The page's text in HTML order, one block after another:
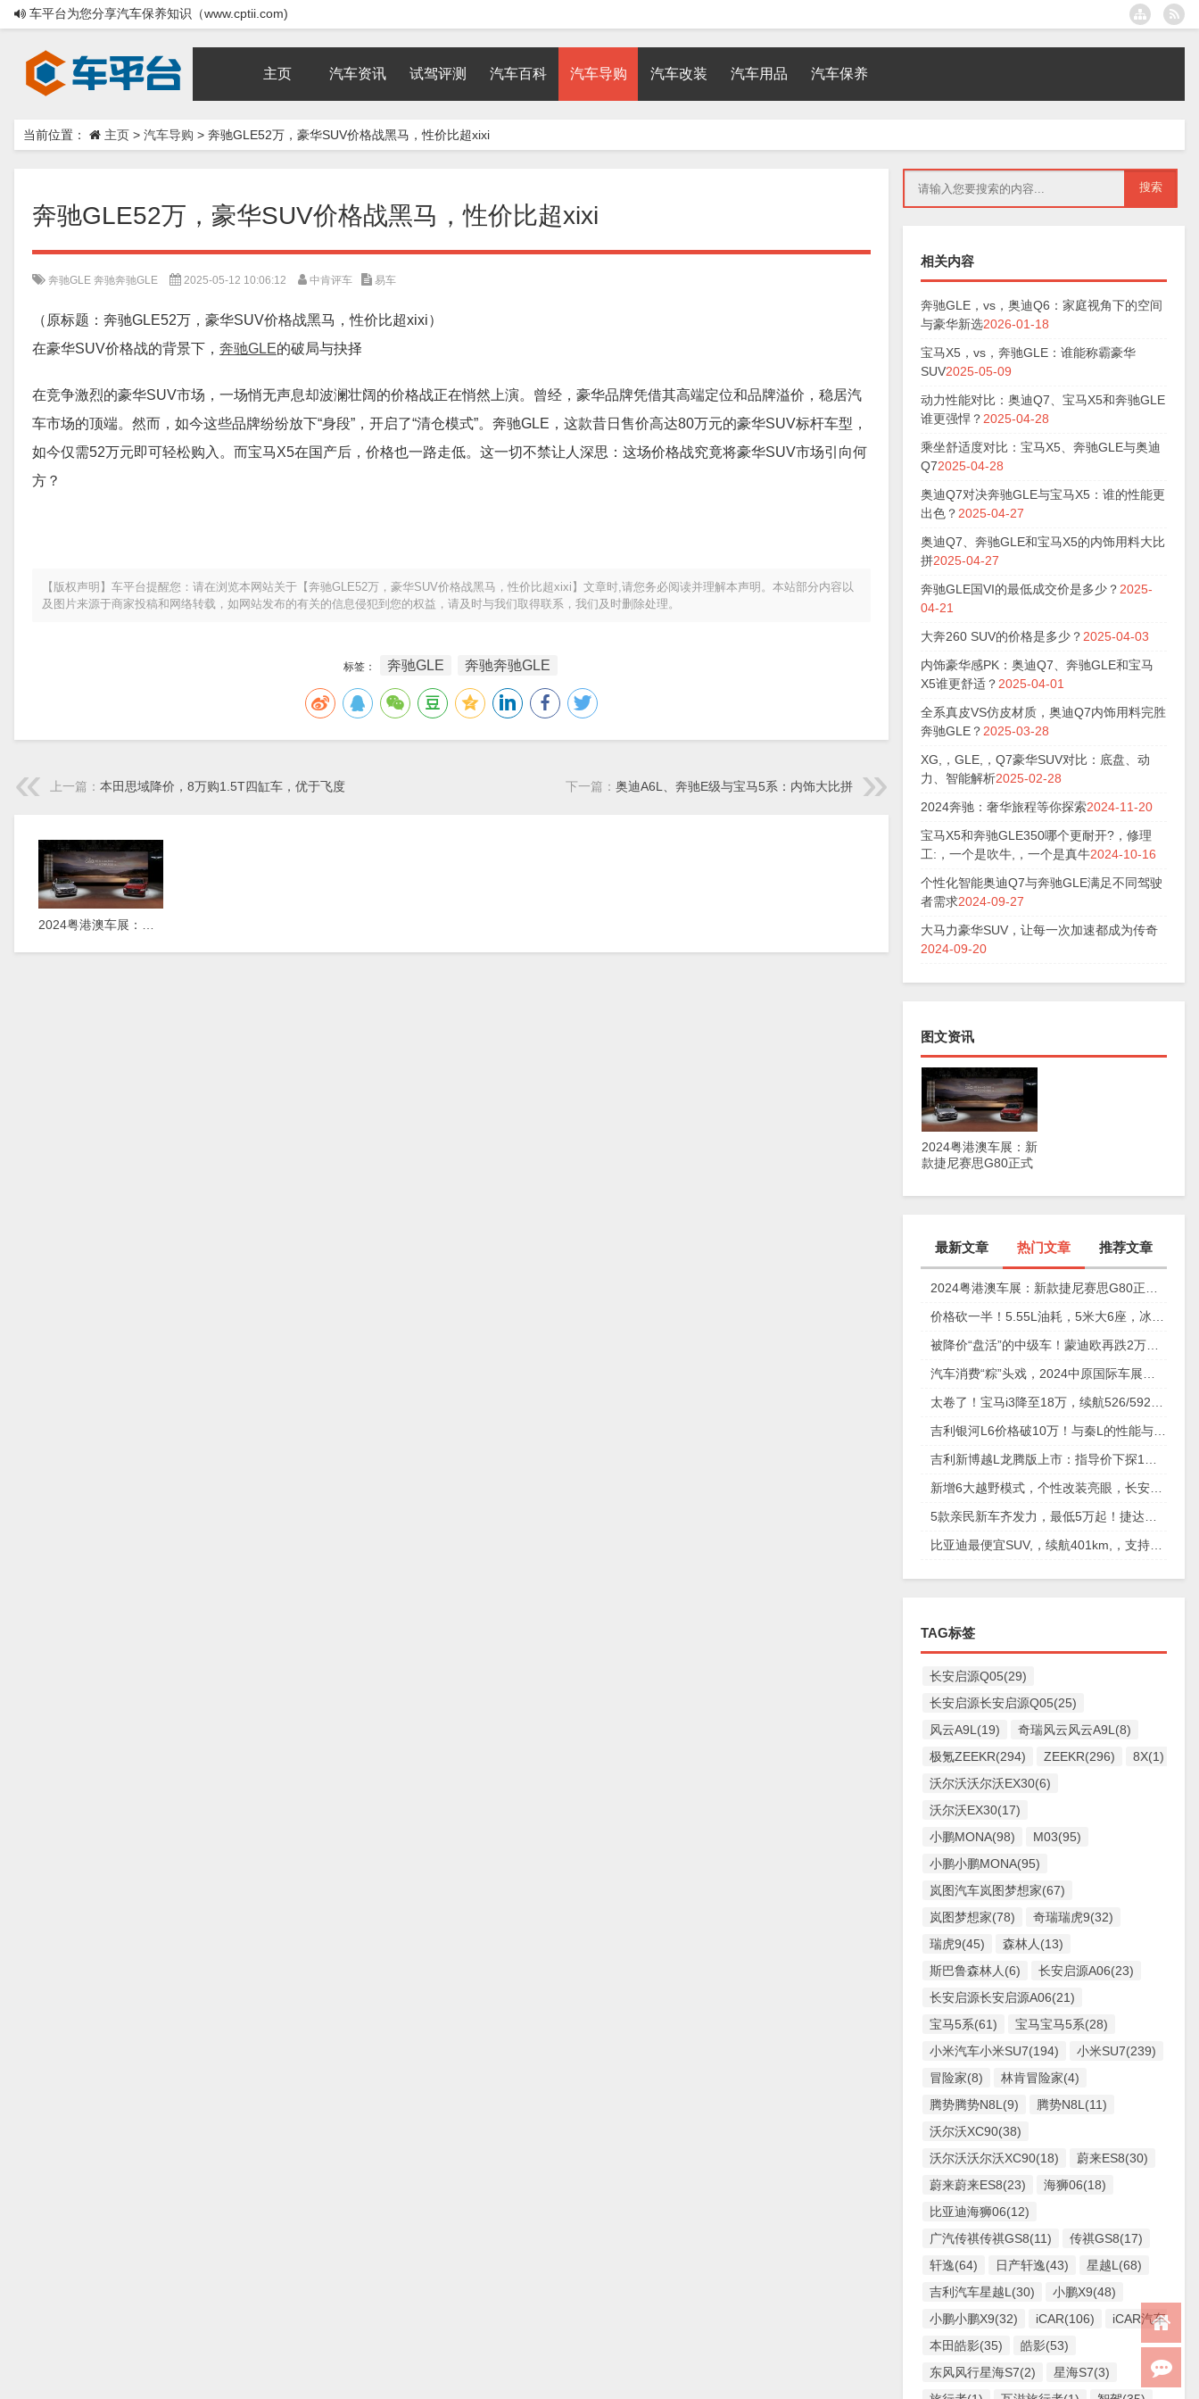
车平台为您分享汽车保养知识（www.cptii.com)
主页 汽车资讯 试驾评测 汽车百科 汽车导购 汽车改装 汽车用品 汽车保养
当前位置： 主页 > 汽车导购 > 奔驰GLE52万，豪华SUV价格战黑马，性价比超xixi
奔驰GLE52万，豪华SUV价格战黑马，性价比超xixi
奔驰GLE 奔驰奔驰GLE 2025-05-12 10:06:12 中肯评车 易车
（原标题：奔驰GLE52万，豪华SUV价格战黑马，性价比超xixi）
在豪华SUV价格战的背景下， 奔驰GLE的破局与抉择
在竞争激烈的豪华SUV市场，一场悄无声息却波澜壮阔的价格战正在悄然上演。曾经，豪华品牌凭借其高端定位和品牌溢价，稳居汽
车市场的顶端。然而，如今这些品牌纷纷放下“身段”，开启了“清仓模式”。奔驰GLE，这款昔日售价高达80万元的豪华SUV标杆车型，
如今仅需52万元即可轻松购入。而宝马X5在国产后，价格也一路走低。这一切不禁让人深思：这场价格战究竟将豪华SUV市场引向何
方？
【版权声明】车平台提醒您：请在浏览本网站关于【奔驰GLE52万，豪华SUV价格战黑马，性价比超xixi】文章时,请您务必阅读并理解本声明。本站部分内容以
及图片来源于商家投稿和网络转载，如网站发布的有关的信息侵犯到您的权益，请及时与我们取得联系，我们及时删除处理。
标签： 奔驰GLE 奔驰奔驰GLE
上一篇： 本田思域降价，8万购1.5T四缸车，优于飞度 下一篇： 奥迪A6L、奔驰E级与宝马5系：内饰大比拼
相关内容
奔驰GLE，vs，奥迪Q6：家庭视角下的空间
与豪华新选2026-01-18
宝马X5，vs，奔驰GLE：谁能称霸豪华
SUV2025-05-09
动力性能对比：奥迪Q7、宝马X5和奔驰GLE
谁更强悍？ 2025-04-28
乘坐舒适度对比：宝马X5、奔驰GLE与奥迪
Q72025-04-28
奥迪Q7对决奔驰GLE与宝马X5：谁的性能更
出色？ 2025-04-27
奥迪Q7、奔驰GLE和宝马X5的内饰用料大比
拼2025-04-27
奔驰GLE国VI的最低成交价是多少？ 2025-
04-21
大奔260 SUV的价格是多少？ 2025-04-03
内饰豪华感PK：奥迪Q7、奔驰GLE和宝马
X5谁更舒适？ 2025-04-01
全系真皮VS仿皮材质，奥迪Q7内饰用料完胜
奔驰GLE？ 2025-03-28
XG,，GLE,，Q7豪华SUV对比：底盘、动
力、智能解析2025-02-28
2024奔驰：奢华旅程等你探索2024-11-20
宝马X5和奔驰GLE350哪个更耐开?，修理
工:，一个是吹牛,，一个是真牛2024-10-16
个性化智能奥迪Q7与奔驰GLE满足不同驾驶
者需求2024-09-27
大马力豪华SUV，让每一次加速都成为传奇
2024-09-20
图文资讯
2024粤港澳车展：新
款捷尼赛思G80正式
最新文章 热门文章 推荐文章
TAG标签
长安启源Q05(29)
长安启源长安启源Q05(25)
风云A9L(19)
奇瑞风云风云A9L(8)
极氪ZEEKR(294)
ZEEKR(296)
8X(1)
沃尔沃沃尔沃EX30(6)
沃尔沃EX30(17)
小鹏MONA(98)
M03(95)
小鹏小鹏MONA(95)
岚图汽车岚图梦想家(67)
岚图梦想家(78)
奇瑞瑞虎9(32)
瑞虎9(45)
森林人(13)
斯巴鲁森林人(6)
长安启源A06(23)
长安启源长安启源A06(21)
宝马5系(61)
宝马宝马5系(28)
小米汽车小米SU7(194)
小米SU7(239)
冒险家(8)
林肯冒险家(4)
腾势腾势N8L(9)
腾势N8L(11)
沃尔沃XC90(38)
沃尔沃沃尔沃XC90(18)
蔚来ES8(30)
蔚来蔚来ES8(23)
海狮06(18)
比亚迪海狮06(12)
广汽传祺传祺GS8(11)
传祺GS8(17)
轩逸(64)
日产轩逸(43)
星越L(68)
吉利汽车星越L(30)
小鹏X9(48)
小鹏小鹏X9(32)
iCAR(106)
iCAR汽车
本田皓影(35)
皓影(53)
东风风行星海S7(2)
星海S7(3)